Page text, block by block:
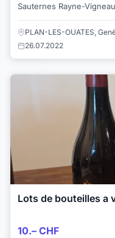
Sauternes Rayne-
PLAN-LES-OUATES,
26.07.2022
Lots de bouteilles a
10.– CHF